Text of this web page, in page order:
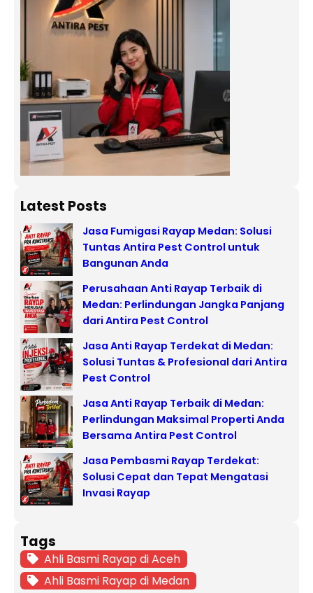
Latest Posts
Jasa Fumigasi Rayap Medan: Solusi
Tuntas Antira Pest Control untuk
Bangunan Anda
Perusahaan Anti Rayap Terbaik di
Medan: Perlindungan Jangka Panjang
dari Antira Pest Control
Jasa Anti Rayap Terdekat di Medan:
Solusi Tuntas & Profesional dari Antira
Pest Control
Jasa Anti Rayap Terbaik di Medan:
Perlindungan Maksimal Properti Anda
Bersama Antira Pest Control
Jasa Pembasmi Rayap Terdekat:
Solusi Cepat dan Tepat Mengatasi
Invasi Rayap
Tags
Ahli Basmi Rayap di Aceh
Ahli Basmi Rayap di Medan